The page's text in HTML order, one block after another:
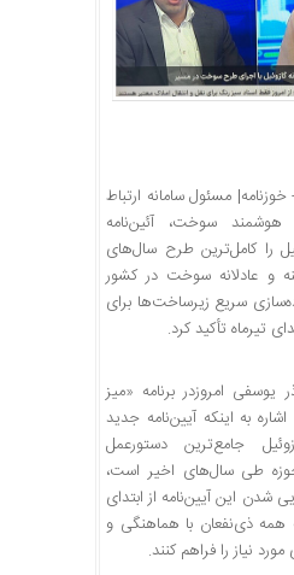
خوزنامه| مسئول سامانه ارتباط
هوشمند سوخت، آئین‌نامه
را کامل‌ترین طرح سال‌های
و عادلانه سوخت در کشور
سریع زیرساخت‌ها برای
تیرماه تأکید کرد.
یوسفی امروزدر برنامه «میز
به اینکه آیین‌نامه جدید
جامع‌ترین دستورعمل
طی سال‌های اخیر است،
شدن این آیین‌نامه از ابتدای
ذی‌نفعان با هماهنگی و
نیاز را فراهم کنند.